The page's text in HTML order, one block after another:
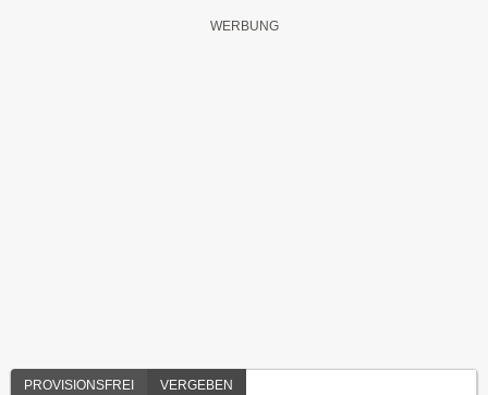
PROVISIONSFREI VERGEBEN